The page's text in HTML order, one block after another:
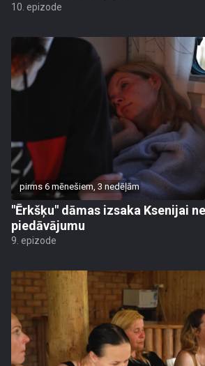
10. epizode
pirms 6 mēnešiem, 3 nedēļām
"Ērkšķu" dāmas izsaka Ksenijai
piedāvājumu
9. epizode